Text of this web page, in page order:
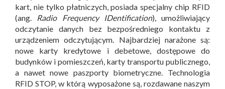
kart, nie tylko płatniczych, posiada specjalny chip RFID
(ang. Radio Frequency IDentification), umożliwiający
odczytanie danych bez bezpośredniego kontaktu z
urządzeniem odczytującym. Najbardziej narażone są:
nowe karty kredytowe i debetowe, dostępowe do
budynków i pomieszczeń, karty transportu publicznego,
a nawet nowe paszporty biometryczne. Technologia
RFID STOP, w którą wyposażone są, rozdawane naszym